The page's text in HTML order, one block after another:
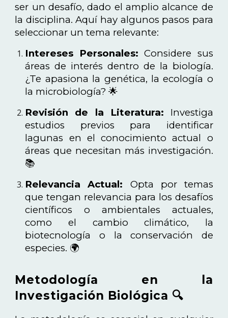
ser un desafío, dado el amplio alcance de
la disciplina. Aquí hay algunos pasos para
seleccionar un tema relevante:
Intereses Personales: Considere sus
áreas de interés dentro de la biología.
¿Te apasiona la genética, la ecología o
la microbiología? 🌟
Revisión de la Literatura: Investiga
estudios previos para identificar
lagunas en el conocimiento actual o
áreas que necesitan más investigación.
📚
Relevancia Actual: Opta por temas
que tengan relevancia para los desafíos
científicos o ambientales actuales,
como el cambio climático, la
biotecnología o la conservación de
especies. 🌍
Metodología en la
Investigación Biológica 🔍